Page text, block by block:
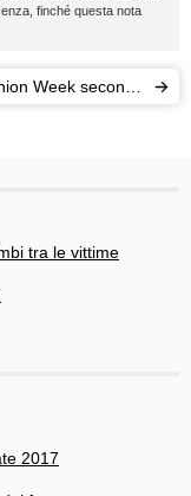
finché questa nota
Week secondo
tra le vittime
2017